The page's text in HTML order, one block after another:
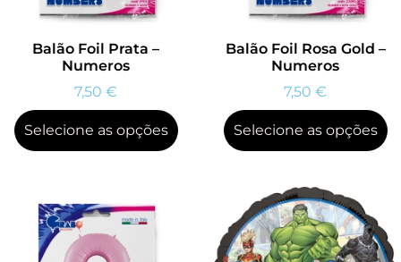
Balão Foil Prata –
Numeros
7,50 €
Selecione as opções
Balão Foil Rosa Gold –
Numeros
7,50 €
Selecione as opções